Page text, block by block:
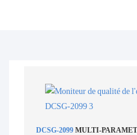
DCSG-2099MULTI-